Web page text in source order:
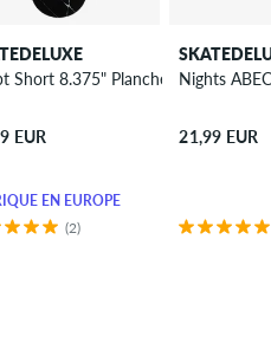
Short 8.375" Planche de
EUR
EN EUROPE
(2)
Nights
21,99 EUR